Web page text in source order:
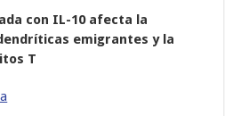
con IL-10 afecta la
emigrantes y la
T